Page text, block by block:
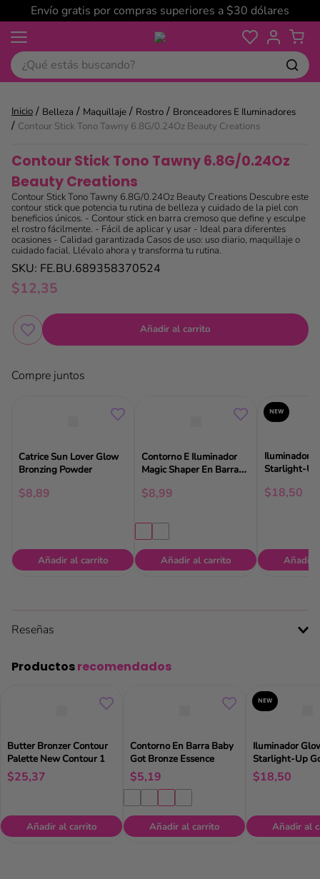
Envío gratis por compras superiores a $30 dólares
¿Qué estás buscando?
Belleza Maquillaje Rostro
Bronceadores E Iluminadores
Contour Stick Tono Tawny 6.8G/0.24Oz Beauty Creations
Contour Stick Tono Tawny 6.8G/0.24Oz
Beauty Creations
Contour Stick Tono Tawny 6.8G/0.24Oz Beauty Creations Descubre este
contour stick que potencia tu rutina de belleza y cuidado de la piel con
beneficios únicos. - Contour stick en barra cremoso que define y esculpe
el rostro fácilmente. - Fácil de aplicar y usar - Ideal para diferentes
ocasiones - Calidad garantizada Casos de uso: uso diario, maquillaje o
cuidado facial. Llévalo ahora y transforma tu rutina.
SKU: FE.BU.689358370524
$12,35
Añadir al carrito
Compre juntos
Catrice Sun Lover Glow
Bronzing Powder
$8,89
Añadir al carrito
Contorno E Iluminador
Magic Shaper En Barra
$8,99
Añadir al carrito
NEW
Iluminador
Starlight-Up
$18,50
Añadir
Reseñas
Productosrecomendados
Butter Bronzer Contour
Palette New Contour 1
$25,37
Añadir al carrito
Contorno En Barra Baby
Got Bronze Essence
$5,19
Añadir al carrito
NEW
Iluminador
Starlight-Up
$18,50
Añadir al